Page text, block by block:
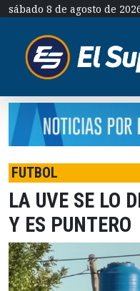
sábado 8 de agosto de
FUTBOL
LA UVE SE LO
Y ES PUNTERO